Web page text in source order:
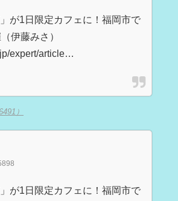
が1日限定カフェに！福岡市で
伊藤みさ）
expert/article…
）
が1日限定カフェに！福岡市で